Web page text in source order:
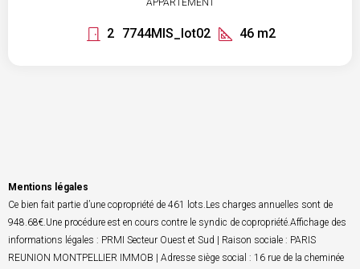
APPARTEMENT
2 7744MIS_lot02 46 m2
Mentions légales
Ce bien fait partie d’une copropriété de 461 lots.Les charges annuelles sont de
948.68€.Une procédure est en cours contre le syndic de copropriété.Affichage des
informations légales : PRMI Secteur Ouest et Sud | Raison sociale : PARIS
REUNION MONTPELLIER IMMOB | Adresse siège social : 16 rue de la cheminée